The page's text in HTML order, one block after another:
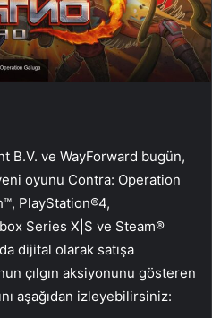
B.V. ve WayForward bugün,
oyunu Contra: Operation
PlayStation®4,
Series X|S ve Steam®
dijital olarak satışa
çılgın aksiyonunu gösteren
aşağıdan izleyebilirsiniz: